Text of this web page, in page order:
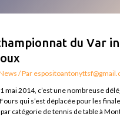
du Var
/ Par
mai 2014, c’est une nombreuse
qui s’est déplacée pour les
catégorie de tennis de table à